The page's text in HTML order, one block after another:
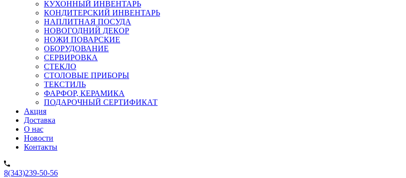
КУХОННЫЙ ИНВЕНТАРЬ
КОНДИТЕРСКИЙ ИНВЕНТАРЬ
НАПЛИТНАЯ ПОСУДА
НОВОГОДНИЙ ДЕКОР
НОЖИ ПОВАРСКИЕ
ОБОРУДОВАНИЕ
СЕРВИРОВКА
СТЕКЛО
СТОЛОВЫЕ ПРИБОРЫ
ТЕКСТИЛЬ
ФАРФОР, КЕРАМИКА
ПОДАРОЧНЫЙ СЕРТИФИКАТ
Акция
Доставка
О нас
Новости
Контакты
8(343)239-50-56